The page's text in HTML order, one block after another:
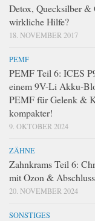
Detox, Quecksilber
wirkliche Hilfe?
18. NOVEMBER 2017
PEMF
PEMF Teil 6: ICES
einem 9V-Li Akku-
PEMF für Gelenk &
kompakter!
9. OKTOBER 2024
ZÄHNE
Zahnkrams Teil 6:
mit Ozon &
20. NOVEMBER 2024
SONSTIGES